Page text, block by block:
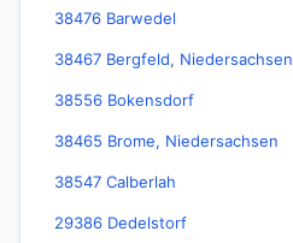
38476 Barwedel
38467 Bergfeld, Niedersachsen
38556 Bokensdorf
38465 Brome, Niedersachsen
38547 Calberlah
29386 Dedelstorf